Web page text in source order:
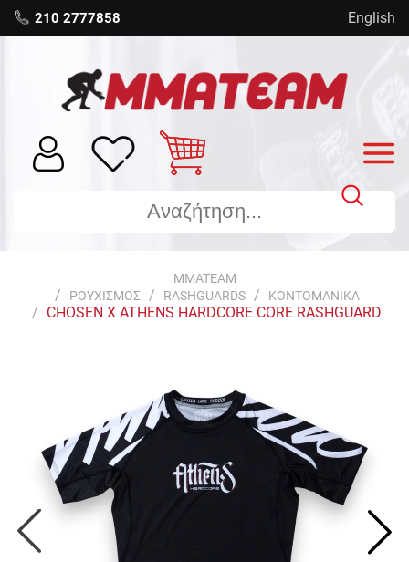
210 2777858 English
MMATEAM
ΡΟΥΧΙΣΜΟΣ
RASHGUARDS ΚΟΝΤΟΜΑΝΙΚΑ
CHOSEN X ATHENS HARDCORE CORE RASHGUARD